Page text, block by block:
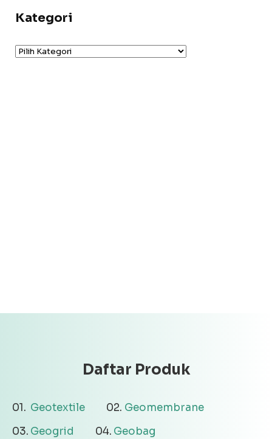
Kategori
Kategori
Daftar Produk
Geotextile
Geomembrane
Geogrid
Geobag